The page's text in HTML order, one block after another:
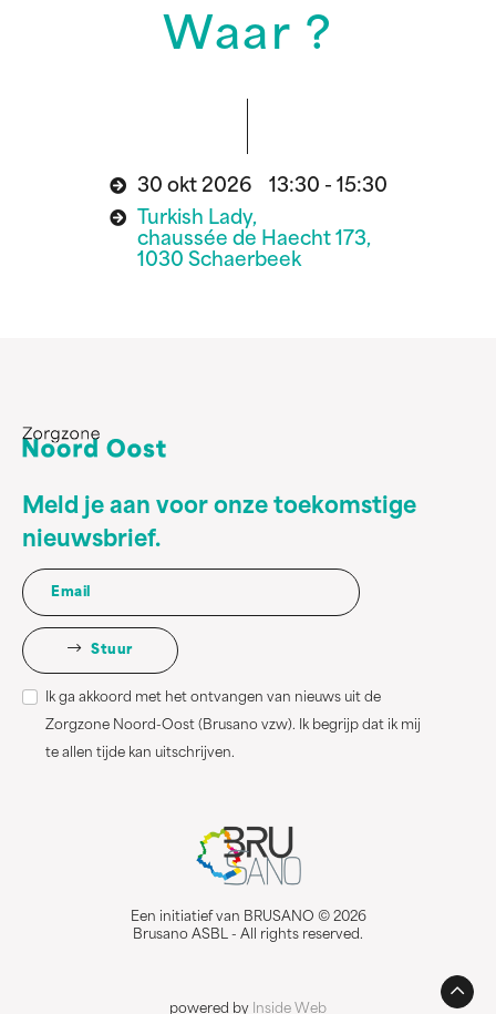
Waar ?
30 okt 2026 13:30 - 15:30
Turkish Lady,
chaussée de Haecht 173,
1030 Schaerbeek
Meld je aan voor onze toekomstige
nieuwsbrief.
Stuur
Ik ga akkoord met het ontvangen van nieuws uit de
Zorgzone Noord-Oost (Brusano vzw). Ik begrijp dat ik mij
te allen tijde kan uitschrijven.
Een initiatief van BRUSANO © 2026
Brusano ASBL - All rights reserved.
powered by Inside Web